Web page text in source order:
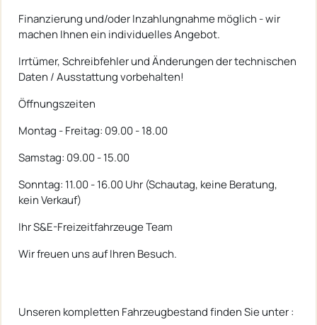
Finanzierung und/oder Inzahlungnahme möglich - wir
machen Ihnen ein individuelles Angebot.
Irrtümer, Schreibfehler und Änderungen der technischen
Daten / Ausstattung vorbehalten!
Öffnungszeiten
Montag - Freitag: 09.00 - 18.00
Samstag: 09.00 - 15.00
Sonntag: 11.00 - 16.00 Uhr (Schautag, keine Beratung,
kein Verkauf)
Ihr S&E-Freizeitfahrzeuge Team
Wir freuen uns auf Ihren Besuch.
Unseren kompletten Fahrzeugbestand finden Sie unter :